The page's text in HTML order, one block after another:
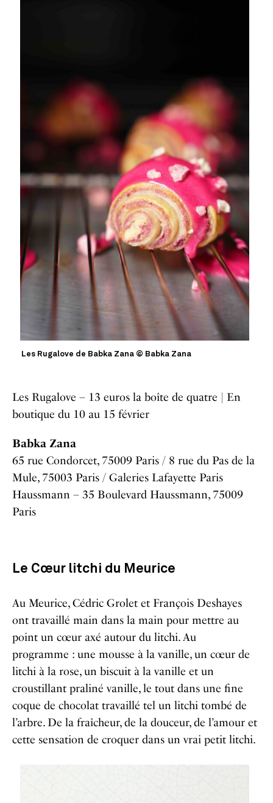
Les Rugalove de Babka Zana © Babka Zana
Les Rugalove – 13 euros la boîte de quatre | En
boutique du 10 au 15 février
Babka Zana
65 rue Condorcet, 75009 Paris / 8 rue du Pas de la
Mule, 75003 Paris / Galeries Lafayette Paris
Haussmann – 35 Boulevard Haussmann, 75009
Paris
Le Cœur litchi du Meurice
Au Meurice, Cédric Grolet et François Deshayes
ont travaillé main dans la main pour mettre au
point un cœur axé autour du litchi. Au
programme : une mousse à la vanille, un cœur de
litchi à la rose, un biscuit à la vanille et un
croustillant praliné vanille, le tout dans une fine
coque de chocolat travaillé tel un litchi tombé de
l’arbre. De la fraîcheur, de la douceur, de l’amour et
cette sensation de croquer dans un vrai petit litchi.